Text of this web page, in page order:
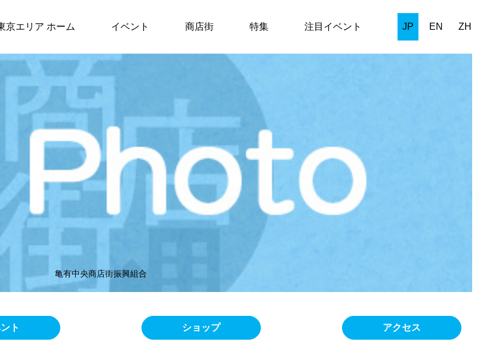
京エリア ホーム イベント 商店街 特集 注目イベント JP EN ZH
亀有中央商店街振興組合
ト ショップ アクセス